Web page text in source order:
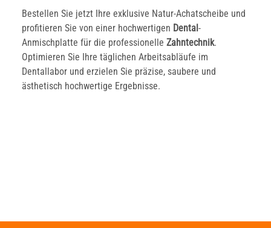
Bestellen Sie jetzt Ihre exklusive Natur-Achatscheibe und
profitieren Sie von einer hochwertigen Dental -
Anmischplatte für die professionelle Zahntechnik.
Optimieren Sie Ihre täglichen Arbeitsabläufe im
Dentallabor und erzielen Sie präzise, saubere und
ästhetisch hochwertige Ergebnisse.